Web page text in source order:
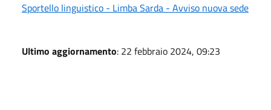
Sportello linguistico - Limba Sarda - Avviso nuova sede
Ultimo aggiornamento: 22 febbraio 2024, 09:23